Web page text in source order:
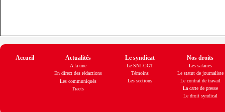
Accueil Actualités Le syndicat Nos droits
A la une
En direct des rédactions
Les communiqués
Tracts
Le SNJ-CGT
Témoins
Les sections
Les salaires
Le statut de journaliste
Le contrat de travail
La carte de presse
Le droit syndical